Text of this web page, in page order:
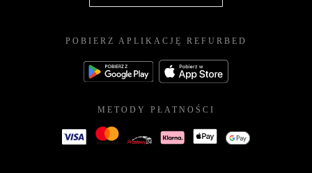
POBIERZ APLIKACJĘ REFURBED
METODY PŁATNOŚCI